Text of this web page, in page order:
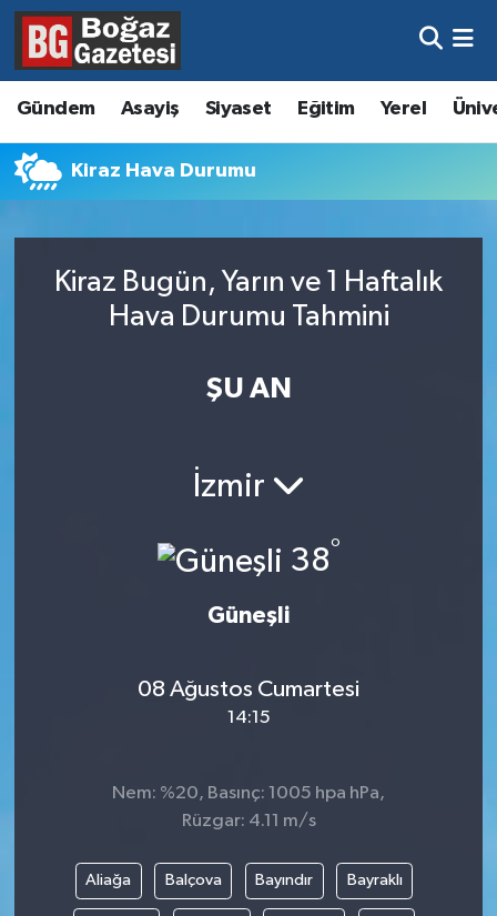
Gündem Asayiş Siyaset Eğitim Yerel
Kiraz Hava Durumu
Kiraz Bugün, Yarın ve 1 Haftalık
Hava Durumu Tahmini
ŞU AN
İzmir
38°
Güneşli
08 Ağustos Cumartesi
14:15
Nem: %20, Basınç: 1005 hpa hPa,
Rüzgar: 4.11 m/s
Aliağa Balçova Bayındır Bayraklı
Asayiş
Eğitim
Ekonomi
Kültür ve Sanat
Hava Durumu
Trafik Durumu
Süper Lig Puan Durumu ve Fikstür
Son Dakika Haberleri